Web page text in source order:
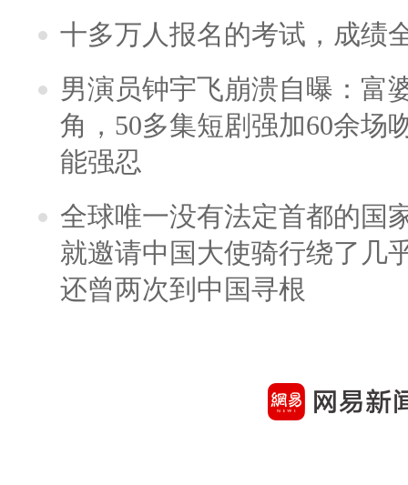
十多万人报名的考试，成绩
男演员钟宇飞崩溃自曝：富
角，50多集短剧强加60余场
能强忍
全球唯一没有法定首都的国
就邀请中国大使骑行绕了几
还曾两次到中国寻根